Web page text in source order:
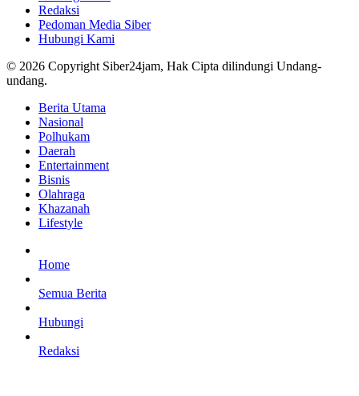
Redaksi
Pedoman Media Siber
Hubungi Kami
© 2026 Copyright Siber24jam, Hak Cipta dilindungi Undang-
undang.
Berita Utama
Nasional
Polhukam
Daerah
Entertainment
Bisnis
Olahraga
Khazanah
Lifestyle
Home
Semua Berita
Hubungi
Redaksi